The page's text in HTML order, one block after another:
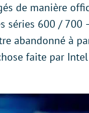
de manière
séries 600 / 700
abandonné à
faite par